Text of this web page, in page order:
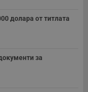
долара от титлата
за